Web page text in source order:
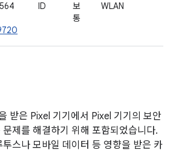
ID
보
통
WLAN
받은 Pixel 기기에서 Pixel 기기의 보안
제를 해결하기 위해 포함되었습니다.
스나 모바일 데이터 등 영향을 받은 카